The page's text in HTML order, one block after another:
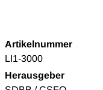
Artikelnummer
LI1-3000
Herausgeber